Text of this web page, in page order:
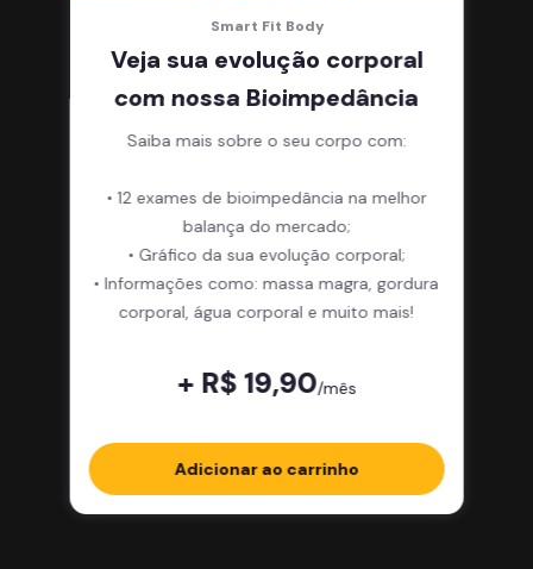
Smart Fit Body
Veja sua evolução corporal
com nossa Bioimpedância
Saiba mais sobre o seu corpo com:
• 12 exames de bioimpedância na melhor
balança do mercado;
• Gráfico da sua evolução corporal;
• Informações como: massa magra, gordura
corporal, água corporal e muito mais!
+ R$ 19,90/mês
Adicionar ao carrinho